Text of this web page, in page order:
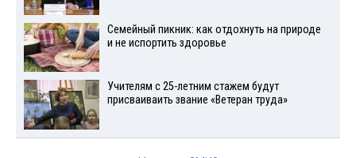
Семейный пикник: как отдохнуть на природе
и не испортить здоровье
Учителям с 25-летним стажем будут
присваиваить звание «Ветеран труда»